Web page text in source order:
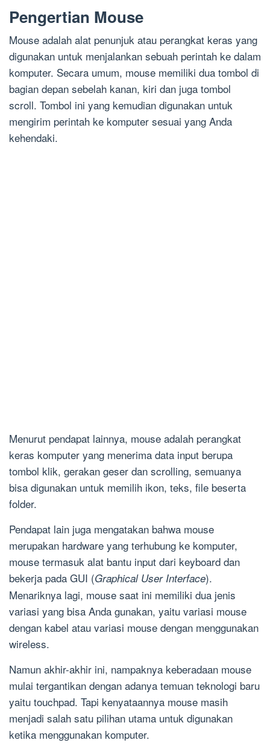
Pengertian Mouse
Mouse adalah alat penunjuk atau perangkat keras yang
digunakan untuk menjalankan sebuah perintah ke dalam
komputer. Secara umum, mouse memiliki dua tombol di
bagian depan sebelah kanan, kiri dan juga tombol
scroll. Tombol ini yang kemudian digunakan untuk
mengirim perintah ke komputer sesuai yang Anda
kehendaki.
Menurut pendapat lainnya, mouse adalah perangkat
keras komputer yang menerima data input berupa
tombol klik, gerakan geser dan scrolling, semuanya
bisa digunakan untuk memilih ikon, teks, file beserta
folder.
Pendapat lain juga mengatakan bahwa mouse
merupakan hardware yang terhubung ke komputer,
mouse termasuk alat bantu input dari keyboard dan
bekerja pada GUI (Graphical User Interface).
Menariknya lagi, mouse saat ini memiliki dua jenis
variasi yang bisa Anda gunakan, yaitu variasi mouse
dengan kabel atau variasi mouse dengan menggunakan
wireless.
Namun akhir-akhir ini, nampaknya keberadaan mouse
mulai tergantikan dengan adanya temuan teknologi baru
yaitu touchpad. Tapi kenyataannya mouse masih
menjadi salah satu pilihan utama untuk digunakan
ketika menggunakan komputer.